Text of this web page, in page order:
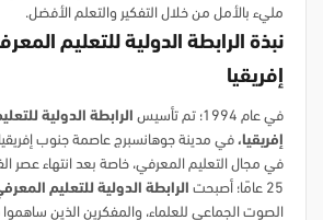
مليء بالأمل من خلال التفكير والتعلم الأفضل.
نبذة الرابطة الدولية للتعليم
إفريقيا
في عام 1994؛ تم تأسيس
الرابطة الدولية
إفريقيا، في مدينة جوهانسبرج عاصمة جنوب إفريقيا،
في مجال التعليم المعرفي، خاصة بعد انتهاء عصر
25 عامًا؛ أصبحت
الرابطة الدولية للتعليم
الصوت الجماعي للعلماء، والمفكرين الذين